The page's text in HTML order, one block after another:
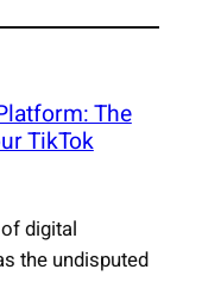
The
TikTok
digital
the undisputed